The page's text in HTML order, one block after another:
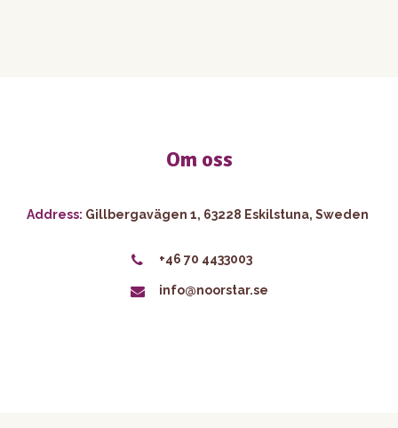
Om oss
Address: Gillbergavägen 1, 63228 Eskilstuna, Sweden
+46 70 4433003
info@noorstar.se